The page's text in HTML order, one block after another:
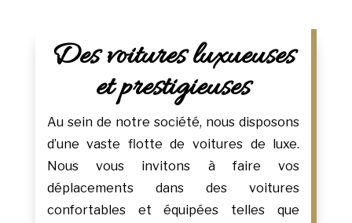
Des voitures luxueuses
et prestigieuses
Au sein de notre société, nous disposons
d’une vaste flotte de voitures de luxe.
Nous vous invitons à faire vos
déplacements dans des voitures
confortables et équipées telles que